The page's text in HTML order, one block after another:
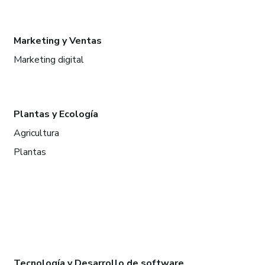
Marketing y Ventas
Marketing digital
Plantas y Ecología
Agricultura
Plantas